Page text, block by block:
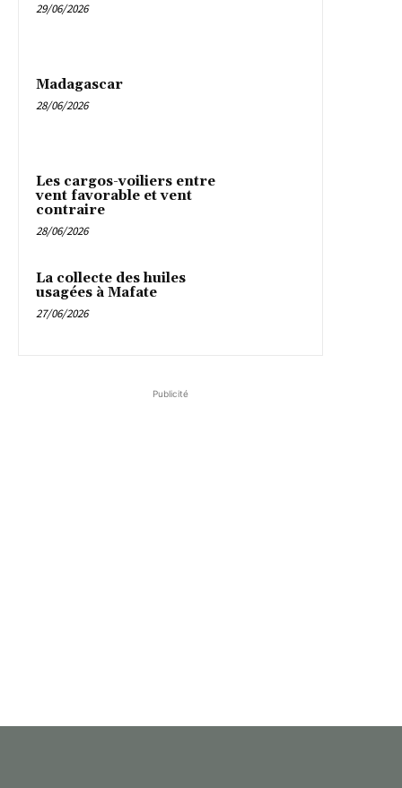
29/06/2026
Madagascar
28/06/2026
Les cargos-voiliers entre
vent favorable et vent
contraire
28/06/2026
La collecte des huiles
usagées à Mafate
27/06/2026
Publicité